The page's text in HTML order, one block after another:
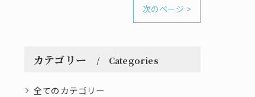
次のページ >
カテゴリー Categories
全てのカテゴリー